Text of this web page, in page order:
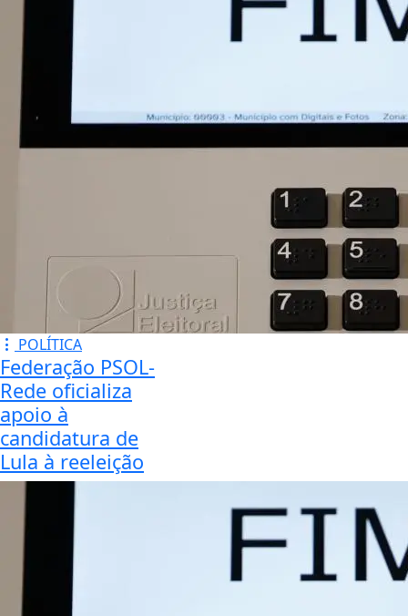
POLÍTICA
Federação PSOL-
Rede oficializa
apoio à
candidatura de
Lula à reeleição